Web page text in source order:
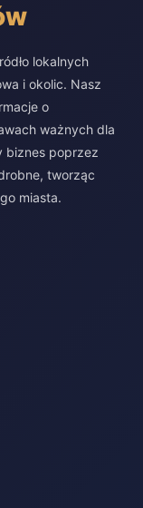
lokalnych
i okolic. Nasz
o
ważnych dla
biznes poprzez
tworząc
miasta.